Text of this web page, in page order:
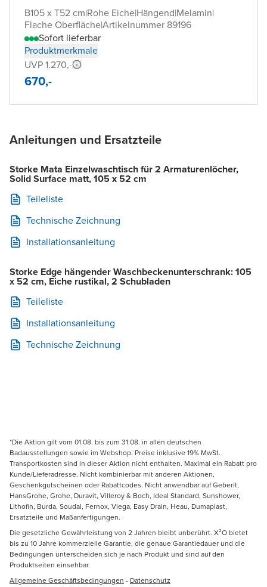
B105 x T52 cm|Rohe Eiche|Hängend|Melamin|
Flache Oberfläche|Artikelnummer 89196
Sofort lieferbar
Produktmerkmale
UVP 1.270,-
670,-
Anleitungen und Ersatzteile
Storke Mata Einzelwaschtisch für 2 Armaturenlöcher,
Solid Surface matt, 105 x 52 cm
Teileliste
Technische Zeichnung
Installationsanleitung
Storke Edge hängender Waschbeckenunterschrank: 105
x 52 cm, Eiche rustikal, 2 Schubladen
Teileliste
Installationsanleitung
Technische Zeichnung
*Die Aktion gilt vom 01.08. bis zum 31.08. in allen deutschen
Badausstellungen sowie im Webshop. Preise inklusive 19% MwSt.
Transportkosten sind in dieser Aktion nicht enthalten. Maximal ein Rabatt pro
Kunde/Lieferadresse. Nicht kombinierbar mit anderen Aktionen,
Geschenkgutscheinen oder Rabattcodes. Nicht anwendbar auf Geberit,
HansGrohe, Grohe, Duravit, Villeroy & Boch, Ideal Standard, Sunshower,
Lithofin, Burda, Soudal, Fernox, Viega, Easy Drain, Heau, Dumaplast,
Ersatzteile und Maßanfertigungen.
Die gesetzliche Gewährleistung von 2 Jahren bleibt unberührt. X²O bietet
bis zu 10 Jahre kommerzielle Garantie, die genaue Garantiedauer und die
Bedingungen unterscheiden sich je nach Produkt und sind auf den
Produktseiten einsehbar.
Allgemeine Geschäftsbedingungen - Datenschutz